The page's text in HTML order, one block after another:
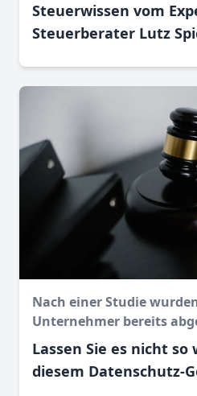
Steuerwissen vom
Steuerberater Lutz
Nach einer Studie
Unternehmer bereits
Lassen Sie es nicht
diesem Datenschutz-